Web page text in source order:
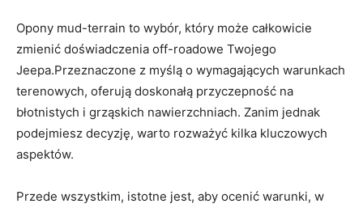
Opony mud-terrain to ‌wybór, który ⁣może całkowicie
zmienić doświadczenia off-roadowe‌ Twojego
Jeepa.Przeznaczone⁤ z myślą o wymagających warunkach
terenowych, oferują‌ doskonałą przyczepność na
błotnistych i grząskich ⁤nawierzchniach. Zanim jednak
podejmiesz decyzję, warto‍ rozważyć kilka kluczowych
aspektów.
Przede wszystkim, istotne jest, aby⁢ ocenić warunki, w